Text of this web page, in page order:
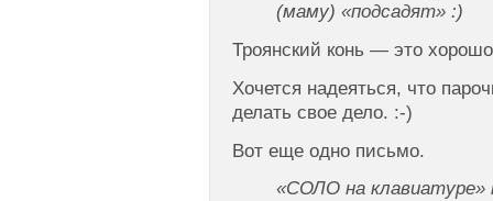
(маму) «подсадят» :)
Троянский конь — это
Хочется надеяться, что
делать свое дело. :-)
Вот еще одно письмо.
«СОЛО на клавиатуре»